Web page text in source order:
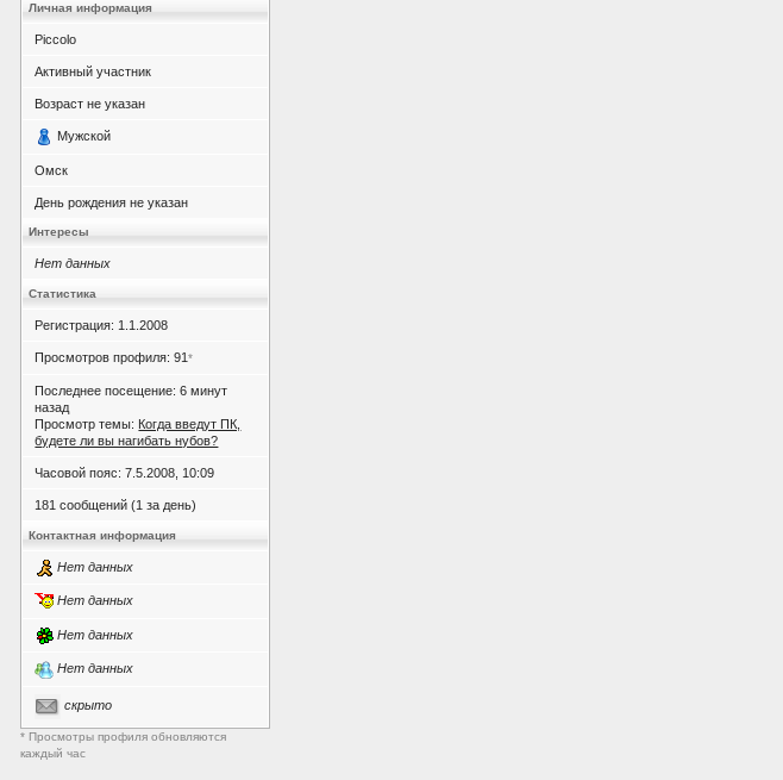
Личная информация
Piccolo
Активный участник
Возраст не указан
Мужской
Омск
День рождения не указан
Интересы
Нет данных
Статистика
Регистрация: 1.1.2008
Просмотров профиля: 91*
Последнее посещение: 6 минут
назад
Просмотр темы: Когда введут ПК,
будете ли вы нагибать нубов?
Часовой пояс: 7.5.2008, 10:09
181 сообщений (1 за день)
Контактная информация
Нет данных
Нет данных
Нет данных
Нет данных
скрыто
* Просмотры профиля обновляются
каждый час